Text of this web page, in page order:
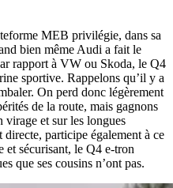
MEB privilégie, dans sa
bien même Audi a fait le
rapport à VW ou Skoda, le Q4
sportive. Rappelons qu’il y a
On perd donc légèrement
de la route, mais gagnons
virage et sur les longues
participe également à ce
et sécurisant, le Q4 e-tron
que ses cousins n’ont pas.